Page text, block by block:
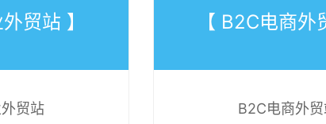
贸站 】
贸站
【 B2C电商外
B2C电商外